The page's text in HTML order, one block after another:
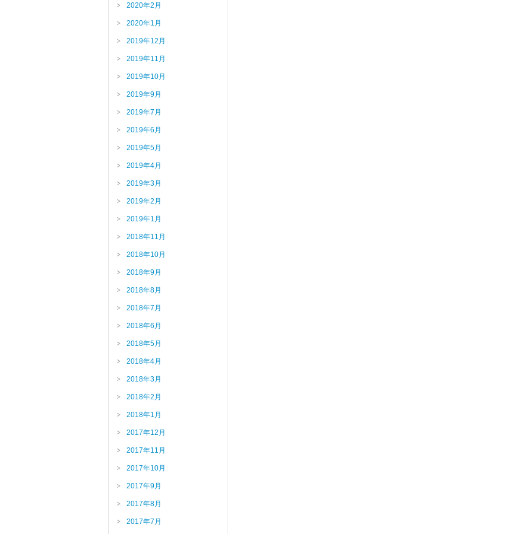
2020年2月
2020年1月
2019年12月
2019年11月
2019年10月
2019年9月
2019年7月
2019年6月
2019年5月
2019年4月
2019年3月
2019年2月
2019年1月
2018年11月
2018年10月
2018年9月
2018年8月
2018年7月
2018年6月
2018年5月
2018年4月
2018年3月
2018年2月
2018年1月
2017年12月
2017年11月
2017年10月
2017年9月
2017年8月
2017年7月